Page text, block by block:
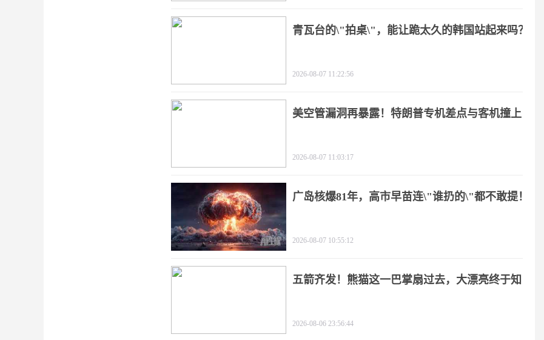
青瓦台的\"拍桌\"，能让跪太久的韩国站起来吗？
2026-08-07 11:22:56
美空管漏洞再暴露！特朗普专机差点与客机撞上
2026-08-07 11:03:17
广岛核爆81年，高市早苗连\"谁扔的\"都不敢提！
2026-08-07 10:55:12
五箭齐发！熊猫这一巴掌扇过去，大漂亮终于知
2026-08-06 23:56:44